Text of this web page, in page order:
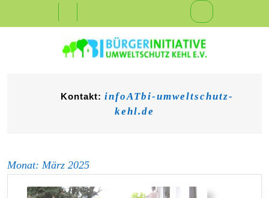
Button
Kontakt: infoATbi-umweltschutz-
kehl.de
Monat: März 2025